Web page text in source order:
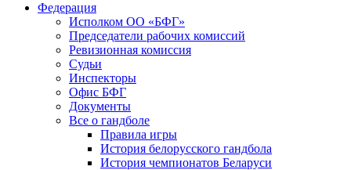
Федерация
Исполком ОО «БФГ»
Председатели рабочих комиссий
Ревизионная комиссия
Судьи
Инспекторы
Офис БФГ
Документы
Все о гандболе
Правила игры
История белорусского гандбола
История чемпионатов Беларуси